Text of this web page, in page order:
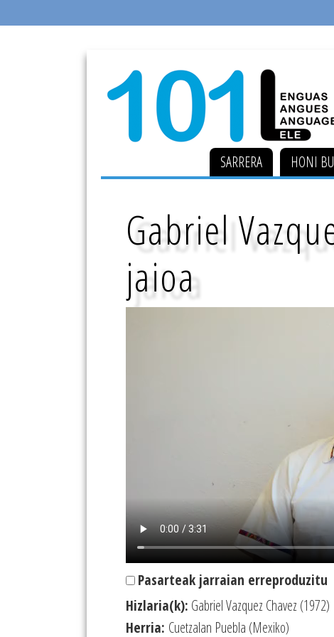
SARRERA HONI
Gabriel
jaioa
Pasarteak jarraian erreproduzitu
Hizlaria(k): Gabriel Vazquez Chavez (1972)
Herria: Cuetzalan Puebla (Mexiko)